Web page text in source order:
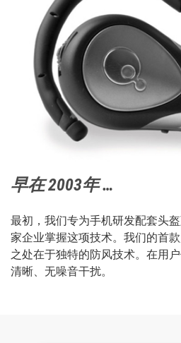
早在 2003年 …
最初，我们专为手机研发配套头
家企业掌握这项技术。我们的首
之处在于独特的防风技术。在用
清晰、无噪音干扰。